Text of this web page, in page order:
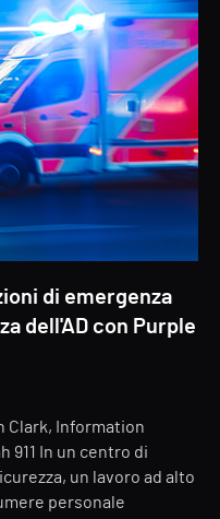
di emergenza
dell'AD con Purple
Clark, Information
911 In un centro di
un lavoro ad alto
personale